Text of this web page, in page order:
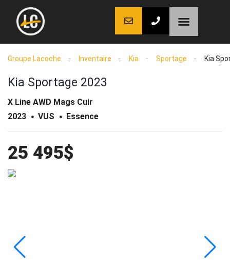
Groupe Lacoche Inventaire Kia Sportage Kia
Kia Sportage 2023
X Line AWD Mags Cuir
2023
VUS Essence
25 495$